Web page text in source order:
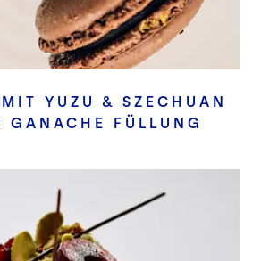
YUZU & SZECHUAN
GANACHE FÜLLUNG